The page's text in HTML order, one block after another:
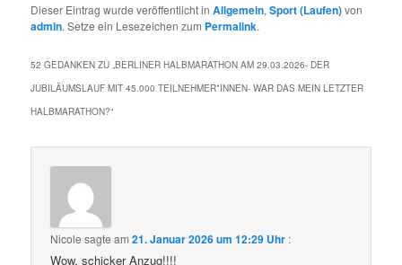
Dieser Eintrag wurde veröffentlicht inAllgemein,Sport (Laufen)von
admin. Setze ein Lesezeichen zum Permalink.
52 GEDANKEN ZU „BERLINER HALBMARATHON AM 29.03.2026- DER
JUBILÄUMSLAUF MIT 45.000 TEILNEHMER*INNEN- WAR DAS MEIN LETZTER
HALBMARATHON?“
Nicole sagte am21. Januar 2026 um 12:29 Uhr :
Wow, schicker Anzug!!!!